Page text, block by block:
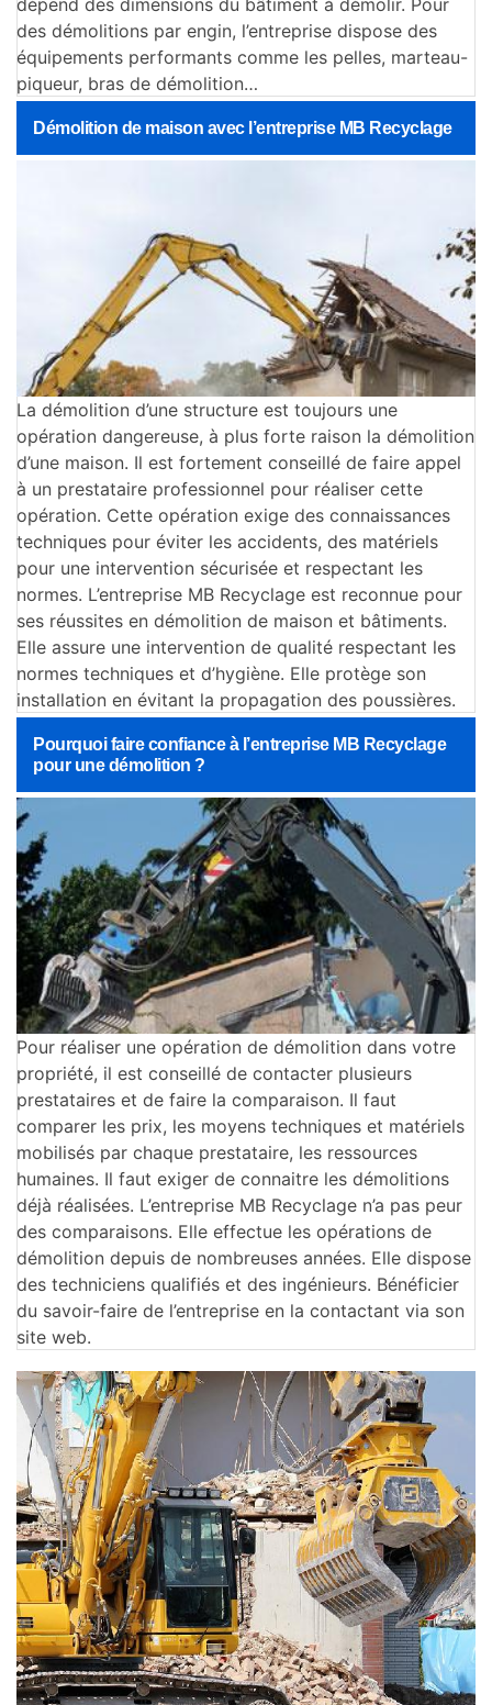
dépend des dimensions du bâtiment à démolir. Pour
des démolitions par engin, l’entreprise dispose des
équipements performants comme les pelles, marteau-
piqueur, bras de démolition…
Démolition de maison avec l’entreprise MB Recyclage
La démolition d’une structure est toujours une
opération dangereuse, à plus forte raison la démolition
d’une maison. Il est fortement conseillé de faire appel
à un prestataire professionnel pour réaliser cette
opération. Cette opération exige des connaissances
techniques pour éviter les accidents, des matériels
pour une intervention sécurisée et respectant les
normes. L’entreprise MB Recyclage est reconnue pour
ses réussites en démolition de maison et bâtiments.
Elle assure une intervention de qualité respectant les
normes techniques et d’hygiène. Elle protège son
installation en évitant la propagation des poussières.
Pourquoi faire confiance à l’entreprise MB Recyclage
pour une démolition ?
Pour réaliser une opération de démolition dans votre
propriété, il est conseillé de contacter plusieurs
prestataires et de faire la comparaison. Il faut
comparer les prix, les moyens techniques et matériels
mobilisés par chaque prestataire, les ressources
humaines. Il faut exiger de connaitre les démolitions
déjà réalisées. L’entreprise MB Recyclage n’a pas peur
des comparaisons. Elle effectue les opérations de
démolition depuis de nombreuses années. Elle dispose
des techniciens qualifiés et des ingénieurs. Bénéficier
du savoir-faire de l’entreprise en la contactant via son
site web.